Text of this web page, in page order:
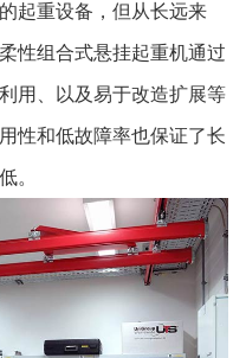
起重设备，但从长远来
柔性组合式悬挂起重机通过
用、以及易于改造扩展等
性和低故障率也保证了长
。